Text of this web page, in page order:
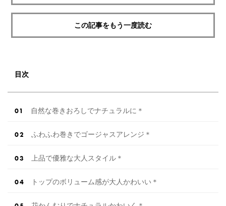
この記事をもう一度読む
目次
自然な巻きおろしでナチュラルに＊
ふわふわ巻きでゴージャスアレンジ＊
上品で優雅な大人スタイル＊
トップのボリューム感が大人かわいい＊